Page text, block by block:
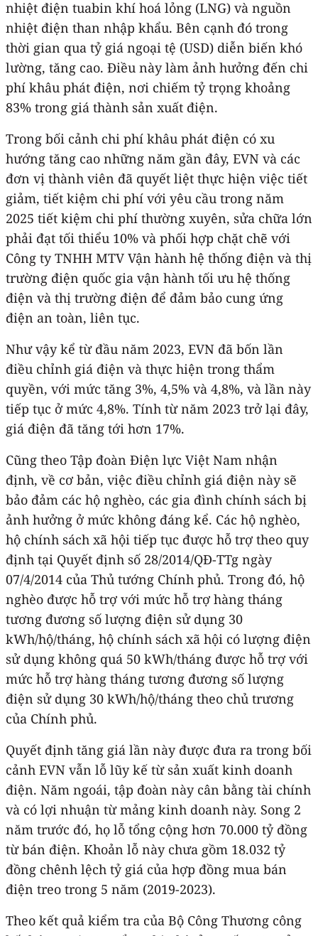
nhiệt điện tuabin khí hoá lỏng (LNG) và nguồn
nhiệt điện than nhập khẩu. Bên cạnh đó trong
thời gian qua tỷ giá ngoại tệ (USD) diễn biến khó
lường, tăng cao. Điều này làm ảnh hưởng đến chi
phí khâu phát điện, nơi chiếm tỷ trọng khoảng
83% trong giá thành sản xuất điện.
Trong bối cảnh chi phí khâu phát điện có xu
hướng tăng cao những năm gần đây, EVN và các
đơn vị thành viên đã quyết liệt thực hiện việc tiết
giảm, tiết kiệm chi phí với yêu cầu trong năm
2025 tiết kiệm chi phí thường xuyên, sửa chữa lớn
phải đạt tối thiểu 10% và phối hợp chặt chẽ với
Công ty TNHH MTV Vận hành hệ thống điện và thị
trường điện quốc gia vận hành tối ưu hệ thống
điện và thị trường điện để đảm bảo cung ứng
điện an toàn, liên tục.
Như vậy kể từ đầu năm 2023, EVN đã bốn lần
điều chỉnh giá điện và thực hiện trong thẩm
quyền, với mức tăng 3%, 4,5% và 4,8%, và lần này
tiếp tục ở mức 4,8%. Tính từ năm 2023 trở lại đây,
giá điện đã tăng tới hơn 17%.
Cũng theo Tập đoàn Điện lực Việt Nam nhận
định, về cơ bản, việc điều chỉnh giá điện này sẽ
bảo đảm các hộ nghèo, các gia đình chính sách bị
ảnh hưởng ở mức không đáng kể. Các hộ nghèo,
hộ chính sách xã hội tiếp tục được hỗ trợ theo quy
định tại Quyết định số 28/2014/QĐ-TTg ngày
07/4/2014 của Thủ tướng Chính phủ. Trong đó, hộ
nghèo được hỗ trợ với mức hỗ trợ hàng tháng
tương đương số lượng điện sử dụng 30
kWh/hộ/tháng, hộ chính sách xã hội có lượng điện
sử dụng không quá 50 kWh/tháng được hỗ trợ với
mức hỗ trợ hàng tháng tương đương số lượng
điện sử dụng 30 kWh/hộ/tháng theo chủ trương
của Chính phủ.
Quyết định tăng giá lần này được đưa ra trong bối
cảnh EVN vẫn lỗ lũy kế từ sản xuất kinh doanh
điện. Năm ngoái, tập đoàn này cân bằng tài chính
và có lợi nhuận từ mảng kinh doanh này. Song 2
năm trước đó, họ lỗ tổng cộng hơn 70.000 tỷ đồng
từ bán điện. Khoản lỗ này chưa gồm 18.032 tỷ
đồng chênh lệch tỷ giá của hợp đồng mua bán
điện treo trong 5 năm (2019-2023).
Theo kết quả kiểm tra của Bộ Công Thương công